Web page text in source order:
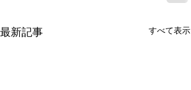
最新記事 すべて表示